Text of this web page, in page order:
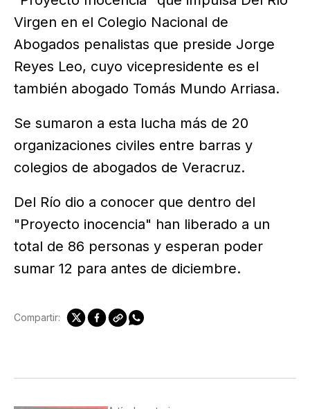
Virgen en el Colegio Nacional de
Abogados penalistas que preside Jorge
Reyes Leo, cuyo vicepresidente es el
también abogado Tomás Mundo Arriasa.
Se sumaron a esta lucha más de 20
organizaciones civiles entre barras y
colegios de abogados de Veracruz.
Del Río dio a conocer que dentro del
"Proyecto inocencia" han liberado a un
total de 86 personas y esperan poder
sumar 12 para antes de diciembre.
Compartir: